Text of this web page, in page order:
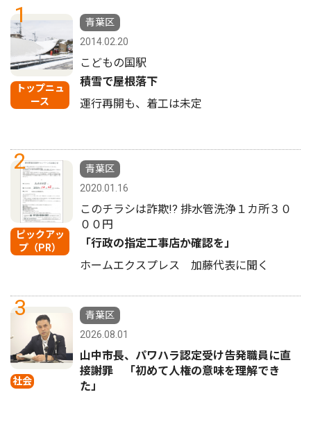
1
トップニュ
ース
青葉区
2014.02.20
こどもの国駅
積雪で屋根落下
運行再開も、着工は未定
2
ピックアッ
プ（PR）
青葉区
2020.01.16
このチラシは詐欺!? 排水管洗浄１カ所３０
００円
「行政の指定工事店か確認を」
ホームエクスプレス 加藤代表に聞く
3
社会
青葉区
2026.08.01
山中市長、パワハラ認定受け告発職員に直
接謝罪 「初めて人権の意味を理解でき
た」